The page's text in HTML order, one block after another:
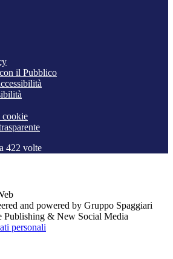
il Pubblico
cookie
422 volte
and powered by Gruppo Spaggiari
Publishing & New Social Media
personali